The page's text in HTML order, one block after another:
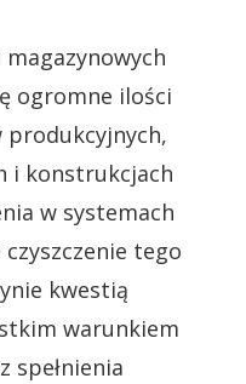
ogromne ilości
produkcyjnych,
i konstrukcjach
w systemach
tego
kwestią
warunkiem
spełnienia